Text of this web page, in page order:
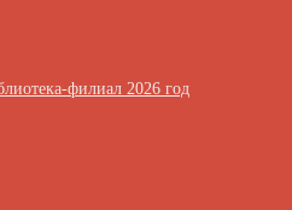
филиал 2026 год